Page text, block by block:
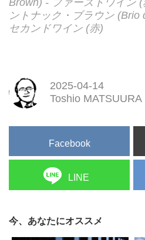
Brown) - ファーストワイン
ントナック・ブラウン (Brio
セカンドワイン (赤)
2025-04-14
Toshio MATSUURA
Facebook
LINE
今、あなたにオススメ